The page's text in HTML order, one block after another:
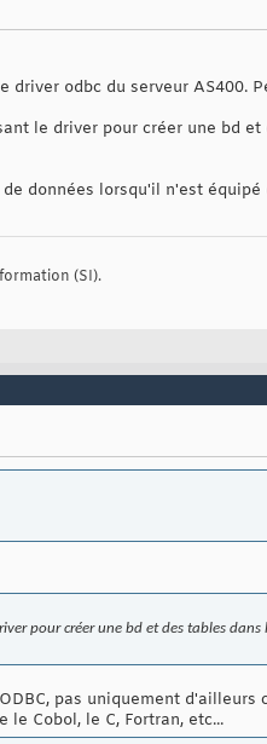
odbc du serveur AS400.
le driver pour créer une bd
données lorsqu'il n'est
(SI).
pour créer une bd et des tables dans
pas uniquement d'ailleurs
Cobol, le C, Fortran, etc...